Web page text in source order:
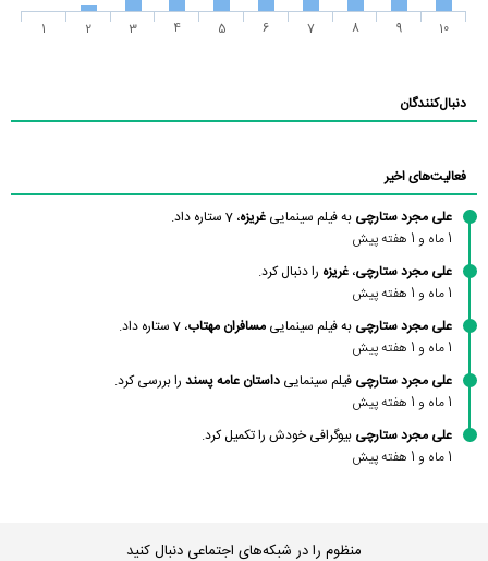
1 2 3 4 5 6 7 8 9 10
دنبال‌کنندگان
فعالیت‌های اخیر
علی مجرد ستارچی به فیلم سینمایی غریزه، 7 ستاره داد.
1 ماه و 1 هفته پیش
علی مجرد ستارچی، غریزه را دنبال کرد.
1 ماه و 1 هفته پیش
علی مجرد ستارچی به فیلم سینمایی مسافران مهتاب، 7 ستاره داد.
1 ماه و 1 هفته پیش
علی مجرد ستارچی فیلم سینمایی داستان عامه پسند را بررسی کرد.
1 ماه و 1 هفته پیش
علی مجرد ستارچی بیوگرافی خودش را تکمیل کرد.
1 ماه و 1 هفته پیش
منظوم را در شبکه‌های اجتماعی دنبال کنید